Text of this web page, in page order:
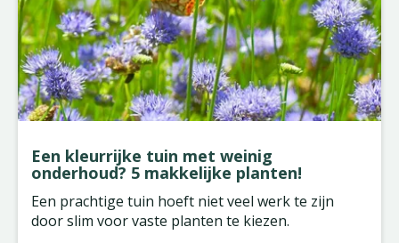
Een kleurrijke tuin met weinig
onderhoud? 5 makkelijke planten!
Een prachtige tuin hoeft niet veel werk te zijn
door slim voor vaste planten te kiezen.